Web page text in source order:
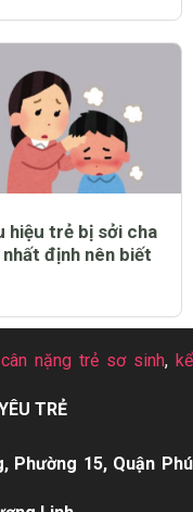
hiệu trẻ bị sởi cha
nhất định nên biết
nặng trẻ sơ sinh,kể
TRẺ
Phường 15, Quận Phú